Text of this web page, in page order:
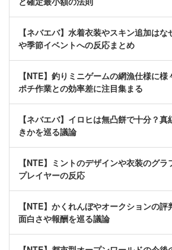
【ネバエバ】水着衣装やスキン追加は
や季節イベントへの反応まとめ
【NTE】釣りミニゲームの網漁仕様に
ポチ作業との効率差に注目集まる
【ネバエバ】イロヒは無凸餅で十分？
きかを巡る議論
【NTE】ミントのデザインや衣装のグ
プレイヤーの反応
【NTE】かくれんぼやオークションの
面白さや報酬を巡る議論